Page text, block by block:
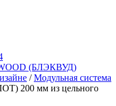
(БЛЭКВУД)
/Модульная система
200 мм из цельного